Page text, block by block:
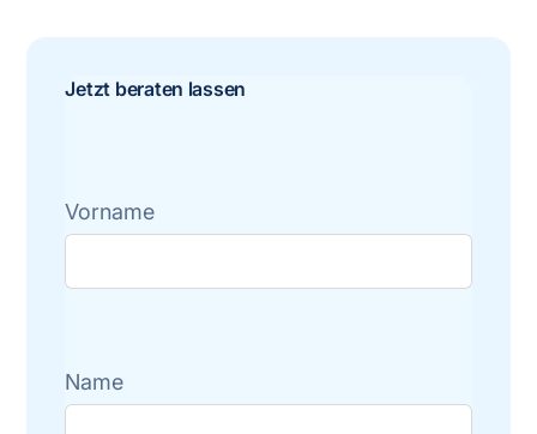
Jetzt beraten lassen
Vorname
Name